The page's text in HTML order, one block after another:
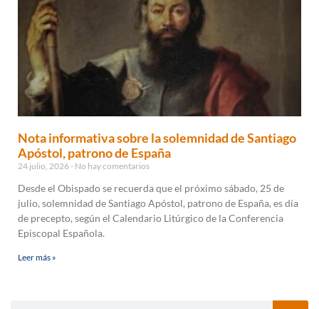
Nota informativa sobre la solemnidad de Santiago
Apóstol, patrono de España
24 julio, 2026 No hay comentarios
Desde el Obispado se recuerda que el próximo sábado, 25 de
julio, solemnidad de Santiago Apóstol, patrono de España, es día
de precepto, según el Calendario Litúrgico de la Conferencia
Episcopal Española.
Leer más »